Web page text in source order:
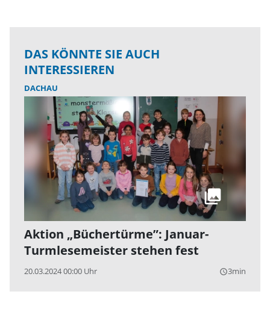
DAS KÖNNTE SIE AUCH
INTERESSIEREN
DACHAU
Aktion „Büchertürme”: Januar-
Turmlesemeister stehen fest
20.03.2024 00:00 Uhr query_builder3min